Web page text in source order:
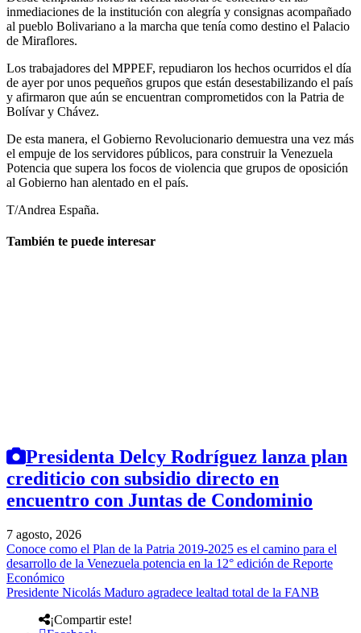
inmediaciones de la institución con alegría y consignas acompañado
al pueblo Bolivariano a la marcha que tenía como destino el Palacio
de Miraflores.
Los trabajadores del MPPEF, repudiaron los hechos ocurridos el día
de ayer por unos pequeños grupos que están desestabilizando el país
y afirmaron que aún se encuentran comprometidos con la Patria de
Bolívar y Chávez.
De esta manera, el Gobierno Revolucionario demuestra una vez más
el empuje de los servidores públicos, para construir la Venezuela
Potencia que supera los focos de violencia que grupos de oposición
al Gobierno han alentado en el país.
T/Andrea España.
También te puede interesar
Presidenta Delcy Rodríguez lanza plan
crediticio con subsidio directo en
encuentro con Juntas de Condominio
7 agosto, 2026
Conoce como el Plan de la Patria 2019-2025 es el camino para el
desarrollo de la Venezuela potencia en la 12° edición de Reporte
Económico
Presidente Nicolás Maduro agradece lealtad total de la FANB
¡Compartir este!